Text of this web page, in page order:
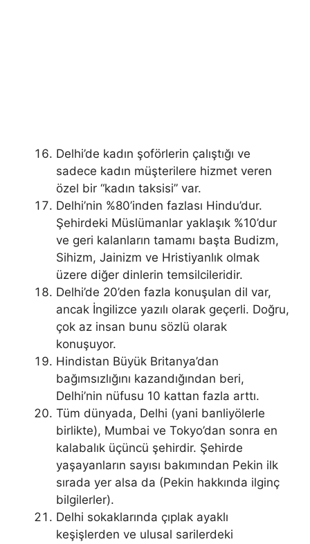
Delhi’de kadın şoförlerin çalıştığı ve
sadece kadın müşterilere hizmet veren
özel bir “kadın taksisi” var.
Delhi’nin %80’inden fazlası Hindu’dur.
Şehirdeki Müslümanlar yaklaşık %10’dur
ve geri kalanların tamamı başta Budizm,
Sihizm, Jainizm ve Hristiyanlık olmak
üzere diğer dinlerin temsilcileridir.
Delhi’de 20’den fazla konuşulan dil var,
ancak İngilizce yazılı olarak geçerli. Doğru,
çok az insan bunu sözlü olarak
konuşuyor.
Hindistan Büyük Britanya’dan
bağımsızlığını kazandığından beri,
Delhi’nin nüfusu 10 kattan fazla arttı.
Tüm dünyada, Delhi (yani banliyölerle
birlikte), Mumbai ve Tokyo’dan sonra en
kalabalık üçüncü şehirdir. Şehirde
yaşayanların sayısı bakımından Pekin ilk
sırada yer alsa da (Pekin hakkında ilginç
bilgilerler).
Delhi sokaklarında çıplak ayaklı
keşişlerden ve ulusal sarilerdeki